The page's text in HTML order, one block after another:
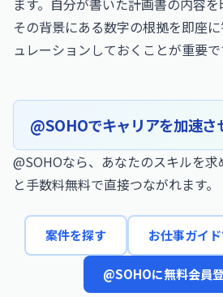
ます。自分が書いた計画書の内容を
その背景にある数字の根拠を即座
ュレーションしておくことが重要で
@SOHOでキャリアを加速さ
@SOHOなら、あなたのスキルを
と手数料無料で直接つながれます。
案件を探す お仕事ガイ
@SOHOに無料会員